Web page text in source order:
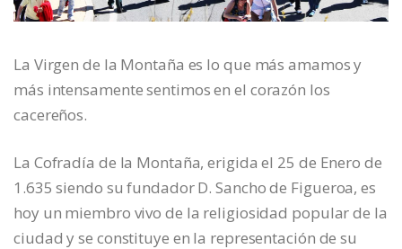
La Virgen de la Montaña es lo que más amamos y
más intensamente sentimos en el corazón los
cacereños.
La Cofradía de la Montaña, erigida el 25 de Enero de
1.635 siendo su fundador D. Sancho de Figueroa, es
hoy un miembro vivo de la religiosidad popular de la
ciudad y se constituye en la representación de su